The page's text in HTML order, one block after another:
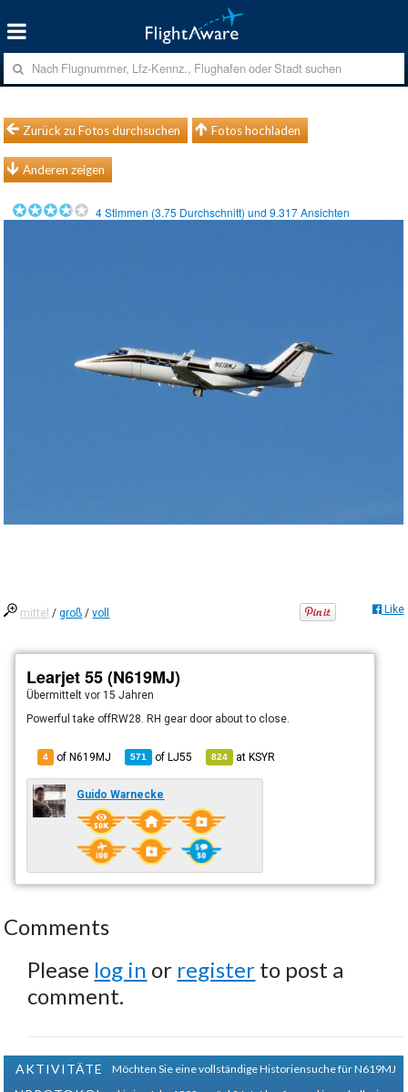
Zurück zu Fotos durchsuchen Fotos hochladen
Anderen zeigen
4Stimmen (3.75 Durchschnitt) und9.317Ansichten
mittel /groß /voll Like
Learjet 55 (N619MJ)
Übermitteltvor 15 Jahren
Powerful take offRW28. RH gear door about to close.
4 of N619MJ 571 ofLJ55 824 atKSYR
Guido Warnecke
Comments
Please log in or register to post a
comment.
AKTIVITÄTE
Möchten Sie eine vollständige Historiensuche für N619MJ